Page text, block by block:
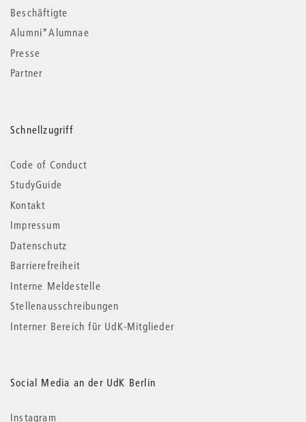
Beschäftigte
Alumni*Alumnae
Presse
Partner
Schnellzugriff
Code of Conduct
StudyGuide
Kontakt
Impressum
Datenschutz
Barrierefreiheit
Interne Meldestelle
Stellenausschreibungen
Interner Bereich für UdK-Mitglieder
Social Media an der UdK Berlin
Instagram